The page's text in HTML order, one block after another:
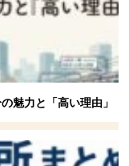
魅力と「高い理由」